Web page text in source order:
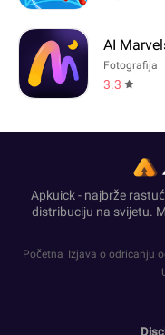
AI
Fotografija
3.3
Apkuick - najbrže
distribuciju na svijetu.
Početna Izjava o odricanju